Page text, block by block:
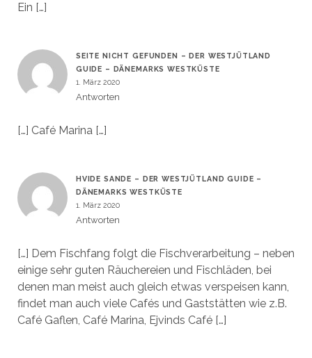
Ein […]
SEITE NICHT GEFUNDEN – DER WESTJÜTLAND
GUIDE – DÄNEMARKS WESTKÜSTE
1. März 2020
Antworten
[…] Café Marina […]
HVIDE SANDE – DER WESTJÜTLAND GUIDE –
DÄNEMARKS WESTKÜSTE
1. März 2020
Antworten
[…] Dem Fischfang folgt die Fischverarbeitung – neben
einige sehr guten Räuchereien und Fischläden, bei
denen man meist auch gleich etwas verspeisen kann,
findet man auch viele Cafés und Gaststätten wie z.B.
Café Gaflen, Café Marina, Ejvinds Café […]